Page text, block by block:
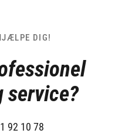
DIG!
service?
92 10 78